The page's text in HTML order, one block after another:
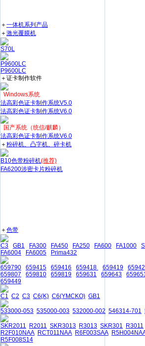
＋一体机系列产品
＋激光覆膜机
S70L
P9600LC
P9600LC
＋证卡制作软件
Windows系统
法高彩色证卡制作系统V5.0
法高彩色证卡制作系统V6.0
国产系统（统信/麒麟）
法高彩色证卡制作系统V6.0
＋粉碎机、凸字机、碎卡机
B10色带粉碎机(推荐)
FA6200涉密卡片粉碎机
＋色带
C3 GB1 FA300 FA450 FA250 FA600 FA1000
FA6004
FA6005 Prima432
659790 659415 659416 659418 659419
659807
659810 659819 659631 659643
659449
C1 C2 C3 C6(K) C6(YMCKO) GB1
533000-053 535000-003 532000-002 546314-701
SKR2011 R2011 SKR3013 R3013 SKR301
R3011
R2F010NAA RCT011NAA R6F003SAA
R5F008S14